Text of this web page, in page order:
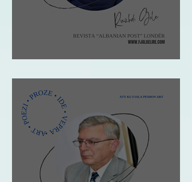
Ruzhdi Gole: VIZITA IME